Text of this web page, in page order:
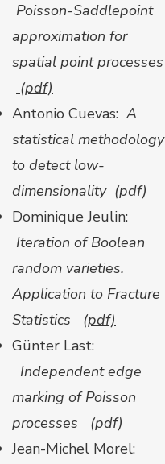
Poisson-Saddlepoint
approximation for
spatial point processes
(pdf)
​Antonio Cuevas: A
statistical methodology
to detect low-
dimensionality (pdf)
Dominique Jeulin:
Iteration of Boolean
random varieties.
Application to Fracture
Statistics (pdf)
Günter Last:
Independent edge
marking of Poisson
processes (pdf)
Jean-Michel Morel: